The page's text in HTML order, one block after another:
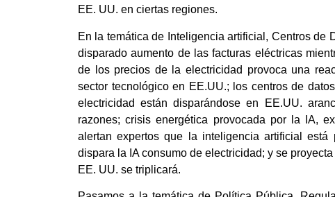
EE. UU. en ciertas regiones.
En la temática de Inteligencia artificial, Centros de
disparado aumento de las facturas eléctricas
de los precios de la electricidad provoca una
sector tecnológico en EE.UU.; los centros de
electricidad están disparándose en EE.UU.
razones; crisis energética provocada por la IA,
alertan expertos que la inteligencia artificial
dispara la IA consumo de electricidad; y se
EE. UU. se triplicará.